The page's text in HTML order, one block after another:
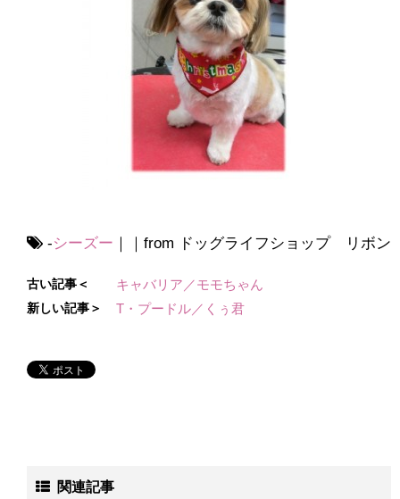
-シーズー ｜｜from ドッグライフショップ リボン
古い記事＜ キャバリア／モモちゃん
新しい記事＞ T・プードル／くぅ君
関連記事